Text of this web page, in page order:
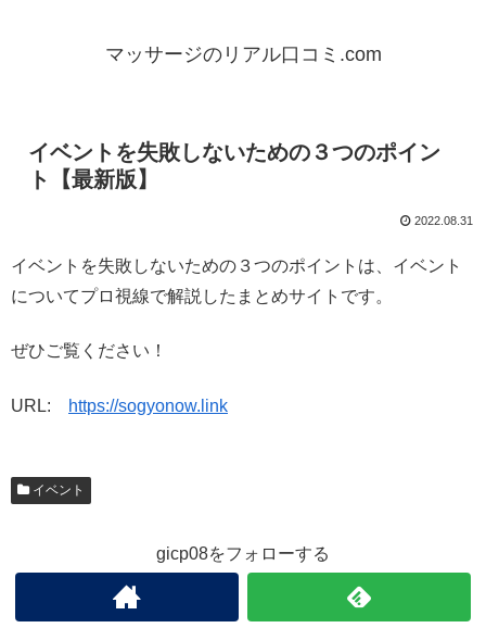
マッサージのリアル口コミ.com
イベントを失敗しないための３つのポイン
ト【最新版】
2022.08.31
イベントを失敗しないための３つのポイントは、イベント
についてプロ視線で解説したまとめサイトです。
ぜひご覧ください！
URL: https://sogyonow.link
イベント
gicp08をフォローする